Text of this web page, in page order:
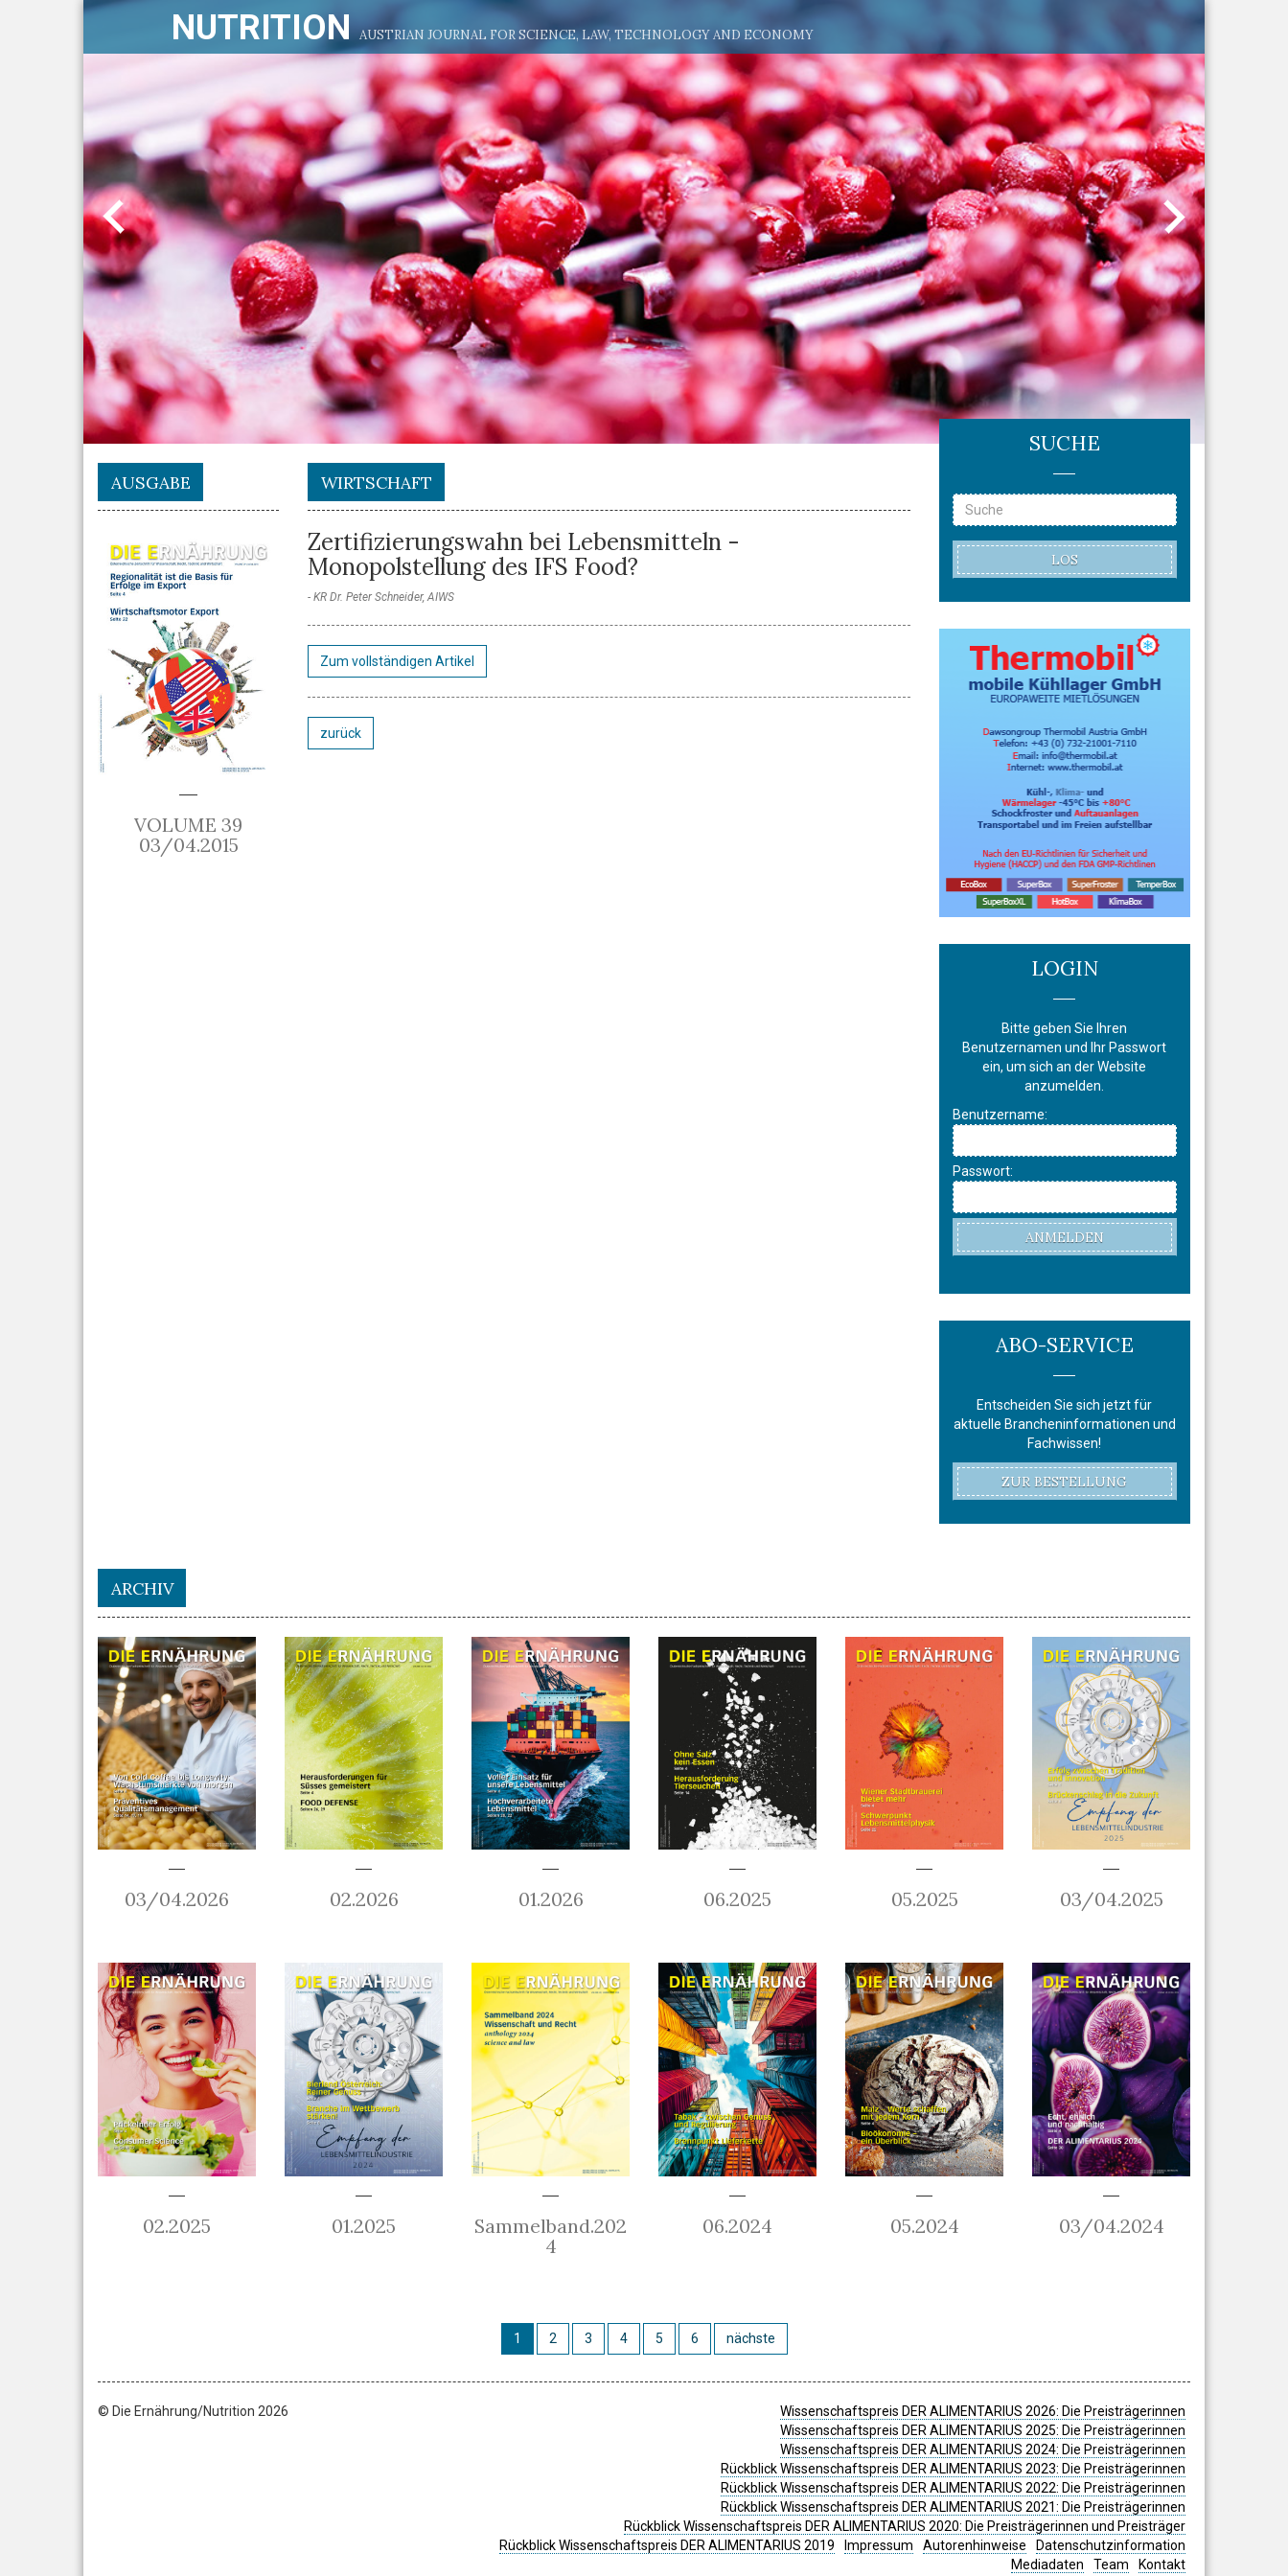
NUTRITIONAUSTRIAN JOURNAL FOR SCIENCE, LAW, TECHNOLOGY AND ECONOMY
AUSGABE
VOLUME 39
03/04.2015
WIRTSCHAFT
Zertifizierungswahn bei Lebensmitteln -
Monopolstellung des IFS Food?
KR Dr. Peter Schneider, AIWS
Zum vollständigen Artikel
zurück
SUCHE
LOS
LOGIN
Bitte geben Sie Ihren
Benutzernamen und Ihr Passwort
ein, um sich an der Website
anzumelden.
Benutzername:
Passwort:
ANMELDEN
ABO-SERVICE
Entscheiden Sie sich jetzt für
aktuelle Brancheninformationen und
Fachwissen!
ZUR BESTELLUNG
ARCHIV
03/04.2026 02.2026 01.2026 06.2025 05.2025 03/04.2025
02.2025 01.2025
Sammelband.202
4
06.2024 05.2024 03/04.2024
1 2 3 4 5 6 nächste
© Die Ernährung/Nutrition 2026
Wissenschaftspreis DER ALIMENTARIUS 2026: Die Preisträgerinnen
Wissenschaftspreis DER ALIMENTARIUS 2025: Die Preisträgerinnen
Wissenschaftspreis DER ALIMENTARIUS 2024: Die Preisträgerinnen
Rückblick Wissenschaftspreis DER ALIMENTARIUS 2023: Die Preisträgerinnen
Rückblick Wissenschaftspreis DER ALIMENTARIUS 2022: Die Preisträgerinnen
Rückblick Wissenschaftspreis DER ALIMENTARIUS 2021: Die Preisträgerinnen
Rückblick Wissenschaftspreis DER ALIMENTARIUS 2020: Die Preisträgerinnen und Preisträger
Rückblick Wissenschaftspreis DER ALIMENTARIUS 2019
Impressum Autorenhinweise
Datenschutzinformation
Mediadaten
Team Kontakt